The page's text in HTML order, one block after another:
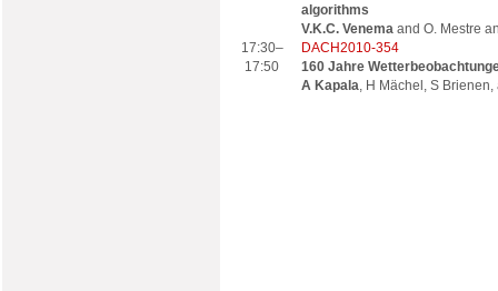
algorithms
V.K.C. Venema and O. Mestre
17:30–
17:50
DACH2010-354
160 Jahre
A Kapala , H Mächel, S